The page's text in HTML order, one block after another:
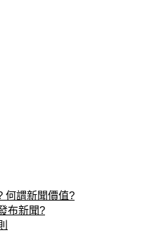
何謂新聞價值?
布新聞?